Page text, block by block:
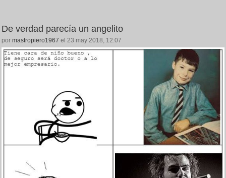
De verdad parecía un angelito
por mastropiero1967 el 23 may 2018, 12:07